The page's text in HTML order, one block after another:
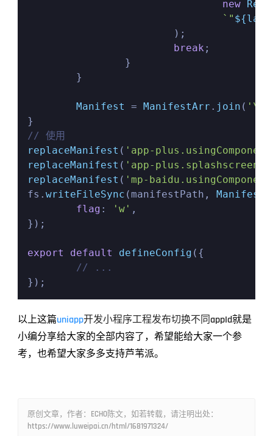
new
`"
break ;
Manifest = ManifestArr . join ( '\n'
// 使用
replaceManifest ( 'app-
replaceManifest ( 'app-
replaceManifest ( 'mp-
fs. writeFileSync (manifestPath, Manifest
flag : 'w' ,
});
export default defineConfig ({
// ...
以上这篇uniapp开发小程序工程发布切换不同appId就是
小编分享给大家的全部内容了，希望能给大家一个参
考，也希望大家多多支持芦苇派。
原创文章，作者：ECHO陈文，如若转载，请注明出处：
https://www.luweipai.cn/html/1681971324/